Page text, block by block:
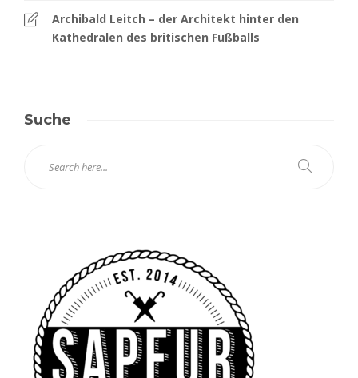
Archibald Leitch – der Architekt hinter den
Kathedralen des britischen Fußballs
Suche